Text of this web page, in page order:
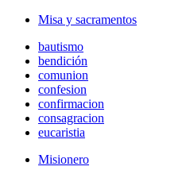
Misa y sacramentos
bautismo
bendición
comunion
confesion
confirmacion
consagracion
eucaristia
Misionero